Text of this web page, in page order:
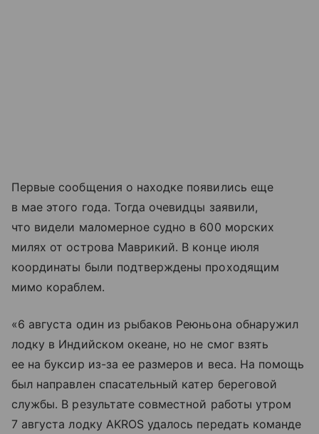
Первые сообщения о находке появились еще
в мае этого года. Тогда очевидцы заявили,
что видели маломерное судно в 600 морских
милях от острова Маврикий. В конце июля
координаты были подтверждены проходящим
мимо кораблем.
«6 августа один из рыбаков Реюньона обнаружил
лодку в Индийском океане, но не смог взять
ее на буксир из-за ее размеров и веса. На помощь
был направлен спасательный катер береговой
службы. В результате совместной работы утром
7 августа лодку AKROS удалось передать команде